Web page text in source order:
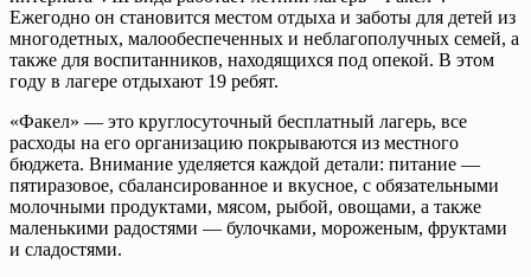
Ежегодно он становится местом отдыха и заботы для детей из
многодетных, малообеспеченных и неблагополучных семей, а
также для воспитанников, находящихся под опекой. В этом
году в лагере отдыхают 19 ребят.
«Факел» — это круглосуточный бесплатный лагерь, все
расходы на его организацию покрываются из местного
бюджета. Внимание уделяется каждой детали: питание —
пятиразовое, сбалансированное и вкусное, с обязательными
молочными продуктами, мясом, рыбой, овощами, а также
маленькими радостями — булочками, мороженым, фруктами
и сладостями.